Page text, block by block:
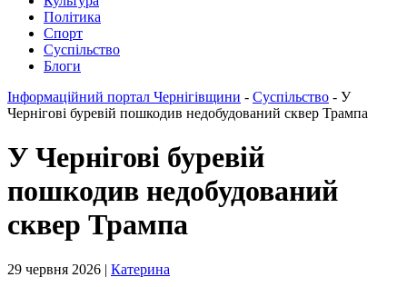
Політика
Спорт
Суспільство
Блоги
Інформаційний портал Чернігівщини - Суспільство - У
Чернігові буревій пошкодив недобудований сквер Трампа
У Чернігові буревій
пошкодив недобудований
сквер Трампа
29 червня 2026 | Катерина